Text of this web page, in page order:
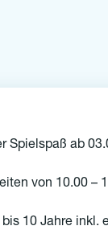
Spielspaß ab
von 10.00 –
bis 10 Jahre inkl.